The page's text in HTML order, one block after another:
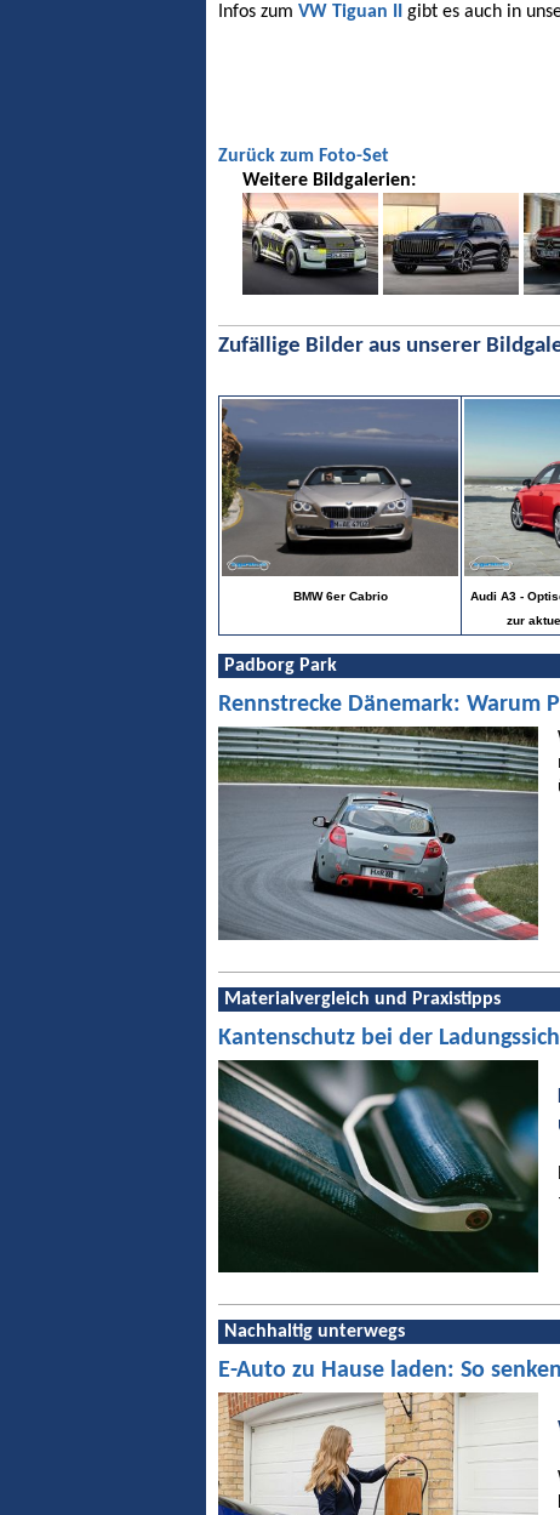
Infos zum VW Tiguan II gibt es auch in
Zurück zum Foto-Set
Weitere Bildgalerien:
Zufällige Bilder aus unserer
BMW 6er Cabrio
Audi A3 -
zur
Padborg Park
Rennstrecke Dänemark: Warum
Materialvergleich und Praxistipps
Kantenschutz bei der
Nachhaltig unterwegs
E-Auto zu Hause laden: So